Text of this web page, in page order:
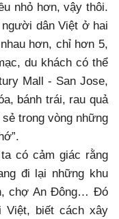
nhỏ hơn, vậy thôi.
dân Việt ở hai
hơn, chỉ hơn 5,
du khách có thể
Mall - San Jose,
bánh trái, rau quả
trong vòng những
có cảm giác rằng
đi lại những khu
chợ An Đông… Đó
Việt, biết cách xây